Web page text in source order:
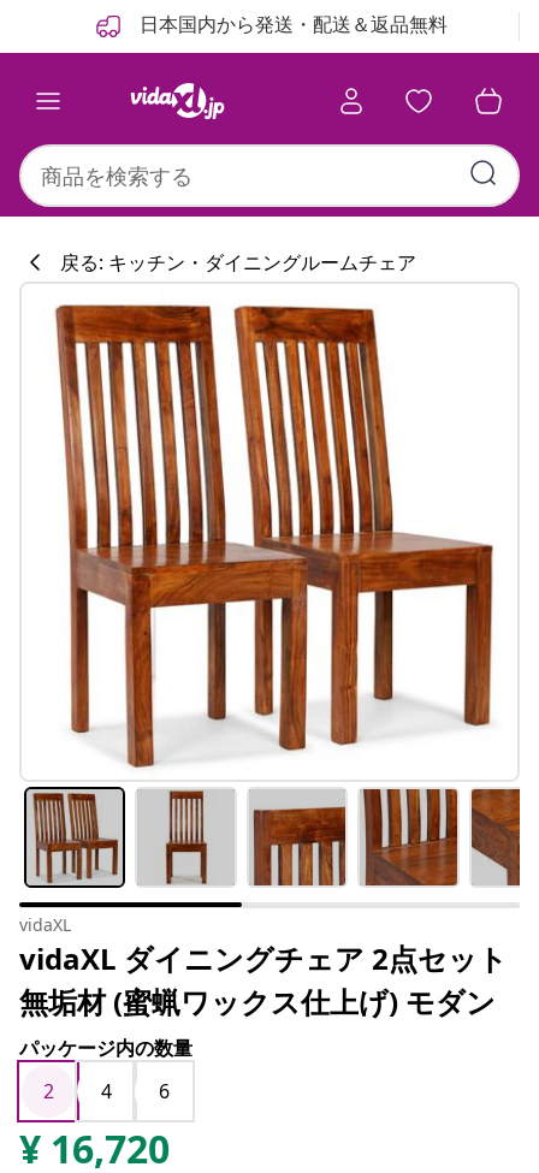
日本国内から発送・配送＆返品無料
戻る: キッチン・ダイニングルームチェア
vidaXL
vidaXL ダイニングチェア 2点セット
無垢材 (蜜蝋ワックス仕上げ) モダン
パッケージ内の数量
2
4 6
¥ 16,720